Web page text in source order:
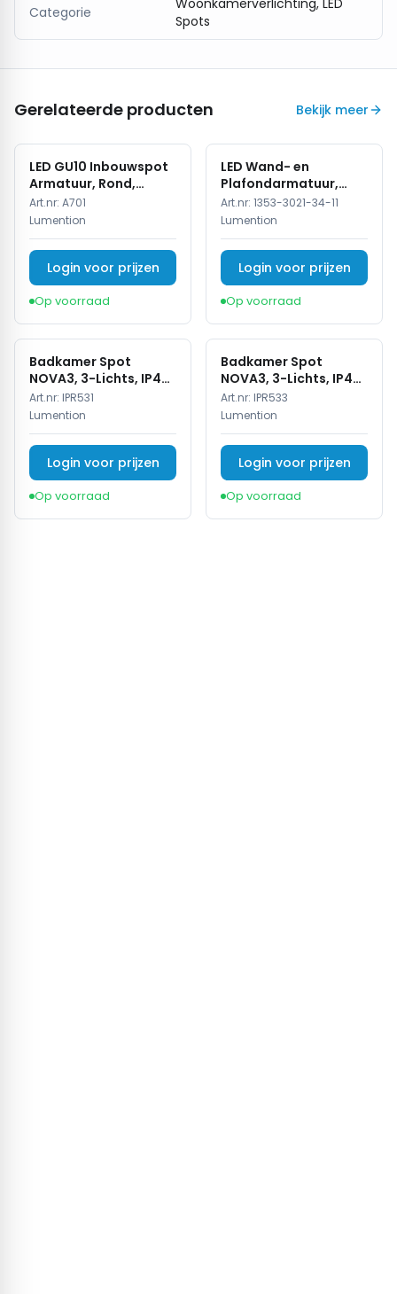
Categorie
Woonkamerverlichting, LED
Spots
Gerelateerde producten Bekijk meer
LED GU10 Inbouwspot
Armatuur, Rond,
Kantelbaar, IP20, Wit
Art.nr: A701
Lumention
Login voor prijzen
Op voorraad
LED Wand- en
Plafondarmatuur,
15W, 3CCT, Sensor,
IP54, Wit
Art.nr: 1353-3021-34-11
Lumention
Login voor prijzen
Op voorraad
Badkamer Spot
NOVA3, 3-Lichts, IP44,
Wit
Art.nr: IPR531
Lumention
Login voor prijzen
Op voorraad
Badkamer Spot
NOVA3, 3-Lichts, IP44,
Zwart
Art.nr: IPR533
Lumention
Login voor prijzen
Op voorraad